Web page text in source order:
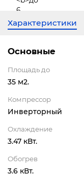
Характеристики
Основные
Площадь до
35 м2.
Компрессор
Инверторный
Охлаждение
3.47 кВт.
Обогрев
3.6 кВт.